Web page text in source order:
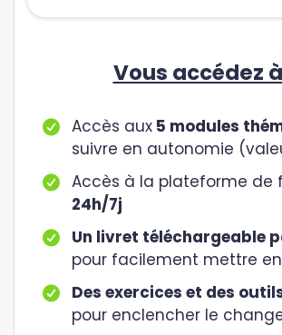
Vous accédez
Accès aux5 modules
suivre en autonomie
Accès à la plateforme de
24h/7j
Un livret téléchargeable
pour facilement mettre
Des exercices et des
pour enclencher le